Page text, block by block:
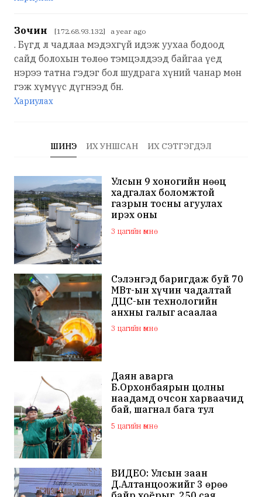
Зочин [172.68.93.132] a year ago
. Бүгд л чадлаа мэдэхгүй идэж уухаа бодоод
сайд болохын төлөө тэмцэлдээд байгаа үед
нэрээ татна гэдэг бол шудрага хүний чанар мөн
гэж хүмүүс дүгнээд бн.
Хариулах
ШИНЭ ИХ УНШСАН ИХ СЭТГЭГДЭЛ
Улсын 9 хоногийн нөөц
хадгалах боломжтой
газрын тосны агуулах
ирэх оны
арванхоёрдугаар сар
ашиглалтад орно
3 цагийн өмнө
Сэлэнгэд баригдаж буй 70
МВт-ын хүчин чадалтай
ДЦС-ын технологийн
анхны галыг асаалаа
3 цагийн өмнө
Даян аварга
Б.Орхонбаярын цолны
наадамд очсон харваачид
бай, шагнал бага тул
наадамд оролцохгүй
гэдгээ мэдэгдлээ
5 цагийн өмнө
ВИДЕО: Улсын заан
Д.Алтанцоожийг 3 өрөө